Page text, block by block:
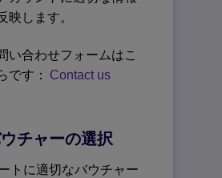
映します。
い合わせフォームはこ
です：
Contact us
チャーの選択
トに適切なバウチャー